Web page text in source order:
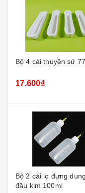
Bộ 4 cái thuyền sứ
17.600₫
Bộ 2 cái lọ đựng
đầu kim 100ml